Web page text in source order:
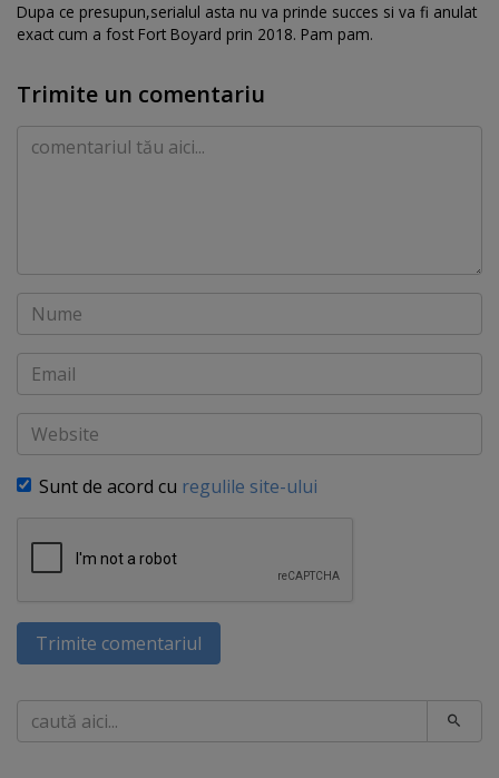
Dupa ce presupun,serialul asta nu va prinde succes si va fi anulat
exact cum a fost Fort Boyard prin 2018. Pam pam.
Trimite un comentariu
Comentariu
Nume
Email
Website
Sunt de acord cu regulile site-ului
Trimite comentariul
Caută